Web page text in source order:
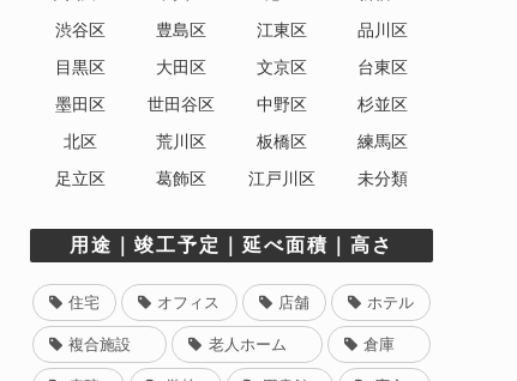
渋谷区
豊島区 江東区
品川区
目黒区
大田区 文京区
台東区
墨田区
世田谷区 中野区
杉並区
北区
荒川区 板橋区
練馬区
足立区
葛飾区 江戸川区 未分類
用途｜竣工予定｜延べ面積｜高さ
住宅 オフィス 店舗 ホテル
複合施設 老人ホーム 倉庫